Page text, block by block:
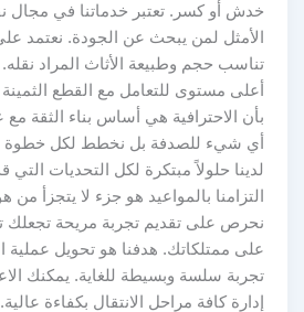
خدش أو كسر. تعتبر خدماتنا في مجال
الأمثل لمن يبحث عن الجودة. نعتمد
تناسب حجم وطبيعة الأثاث المراد
أعلى مستوى للتعامل مع القطع
بأن الاحترافية هي أساس بناء الثقة مع
أي شيء للصدفة بل نخطط لكل خطوة
لدينا حلولاً مبتكرة لكل التحديات التي
التزامنا بالمواعيد هو جزء لا يتجزأ من
نحرص على تقديم تجربة مريحة تجعلك
على ممتلكاتك. هدفنا هو تحويل عملية
تجربة سلسة وبسيطة للغاية. يمكنك
إدارة كافة مراحل الانتقال بكفاءة